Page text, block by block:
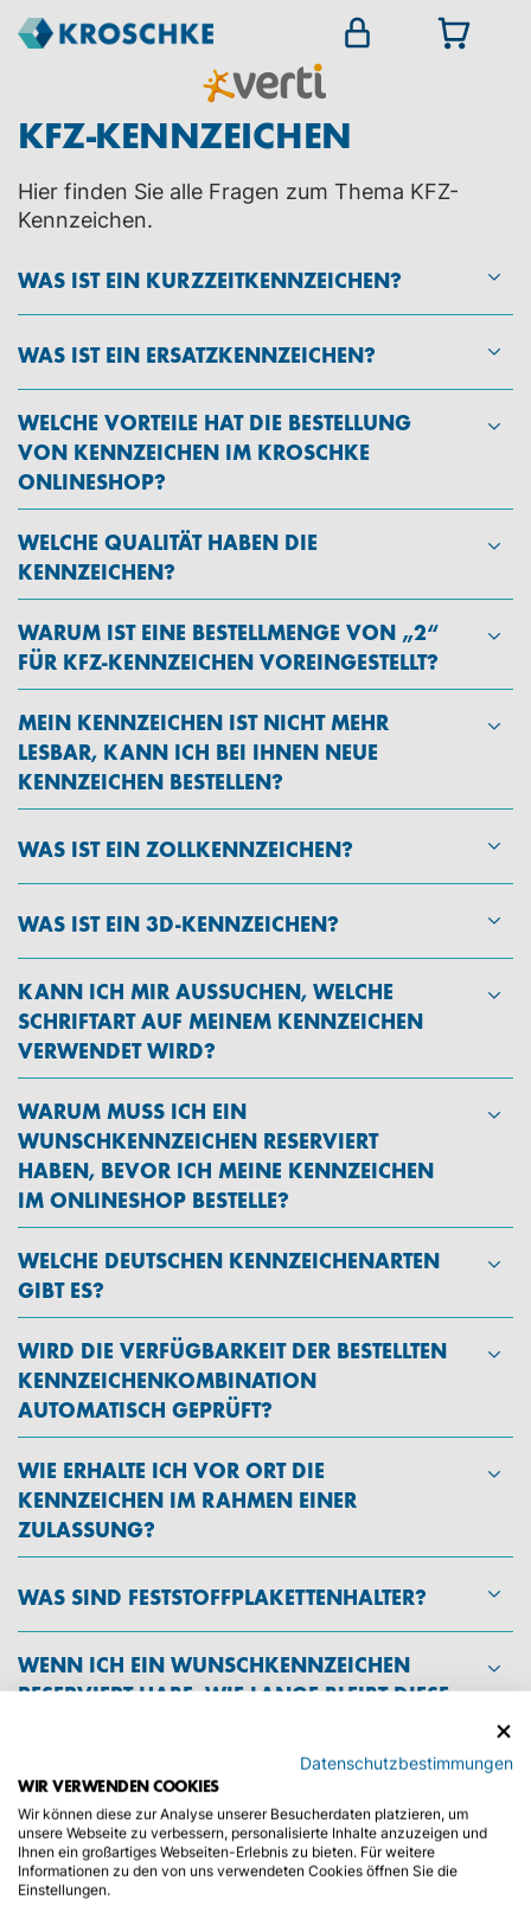
KFZ-KENNZEICHEN
Hier finden Sie alle Fragen zum Thema KFZ-
Kennzeichen.
WAS IST EIN KURZZEITKENNZEICHEN?
WAS IST EIN ERSATZKENNZEICHEN?
WELCHE VORTEILE HAT DIE BESTELLUNG
VON KENNZEICHEN IM KROSCHKE
ONLINESHOP?
WELCHE QUALITÄT HABEN DIE
KENNZEICHEN?
WARUM IST EINE BESTELLMENGE VON „2“
FÜR KFZ-KENNZEICHEN VOREINGESTELLT?
MEIN KENNZEICHEN IST NICHT MEHR
LESBAR, KANN ICH BEI IHNEN NEUE
KENNZEICHEN BESTELLEN?
WAS IST EIN ZOLLKENNZEICHEN?
WAS IST EIN 3D-KENNZEICHEN?
KANN ICH MIR AUSSUCHEN, WELCHE
SCHRIFTART AUF MEINEM KENNZEICHEN
VERWENDET WIRD?
WARUM MUSS ICH EIN
WUNSCHKENNZEICHEN RESERVIERT
HABEN, BEVOR ICH MEINE KENNZEICHEN
IM ONLINESHOP BESTELLE?
WELCHE DEUTSCHEN KENNZEICHENARTEN
GIBT ES?
WIRD DIE VERFÜGBARKEIT DER BESTELLTEN
KENNZEICHENKOMBINATION
AUTOMATISCH GEPRÜFT?
WIE ERHALTE ICH VOR ORT DIE
KENNZEICHEN IM RAHMEN EINER
ZULASSUNG?
WAS SIND FESTSTOFFPLAKETTENHALTER?
WENN ICH EIN WUNSCHKENNZEICHEN
RESERVIERT HABE, WIE LANGE BLEIBT DIESE
FÜR EIN PKW/MOTORRAD/ANHÄNGER IST
DAS KENNZEICHEN ABHANDEN
GEKOMMEN. WAS IST ZU TUN?
Datenschutzbestimmungen
WIR VERWENDEN COOKIES
Wir können diese zur Analyse unserer Besucherdaten platzieren, um
unsere Webseite zu verbessern, personalisierte Inhalte anzuzeigen und
Ihnen ein großartiges Webseiten-Erlebnis zu bieten. Für weitere
Informationen zu den von uns verwendeten Cookies öffnen Sie die
Einstellungen.